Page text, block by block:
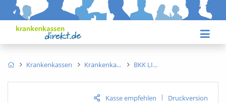
Krankenkassen Krankenka BKK LI
Kasse empfehlen | Druckversion